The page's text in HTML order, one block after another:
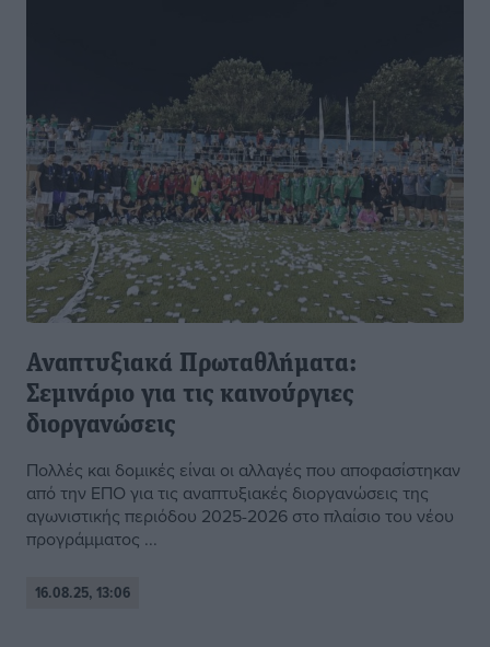
Αναπτυξιακά Πρωταθλήματα:
Σεμινάριο για τις καινούργιες
διοργανώσεις
Πολλές και δομικές είναι οι αλλαγές που αποφασίστηκαν
από την ΕΠΟ για τις αναπτυξιακές διοργανώσεις της
αγωνιστικής περιόδου 2025-2026 στο πλαίσιο του νέου
προγράμματος ...
16.08.25, 13:06